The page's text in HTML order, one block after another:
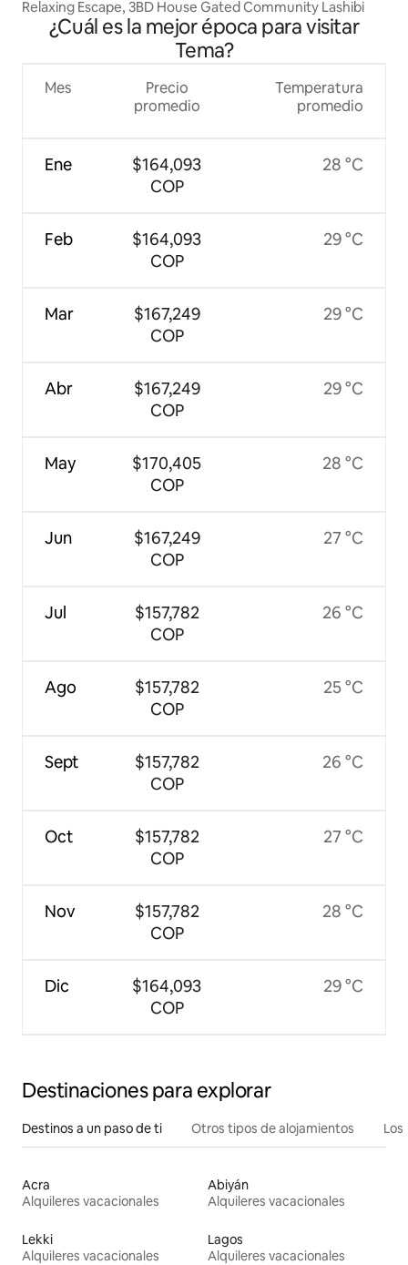
Relaxing Escape, 3BD House Gated Community Lashibi
¿Cuál es la mejor época para visitar
Tema?
Mes
Ene
Feb
Mar
Abr
May
Jun
Jul
Ago
Sept
Oct
Nov
Dic
Precio
promedio
$164,093
COP
$164,093
COP
$167,249
COP
$167,249
COP
$170,405
COP
$167,249
COP
$157,782
COP
$157,782
COP
$157,782
COP
$157,782
COP
$157,782
COP
$164,093
COP
Temperatura
promedio
28 °C
29 °C
29 °C
29 °C
28 °C
27 °C
26 °C
25 °C
26 °C
27 °C
28 °C
29 °C
Destinaciones para explorar
Destinos a un paso de ti Otros tipos de alojamientos
Acra
Alquileres vacacionales
Abiyán
Alquileres vacacionales
Lekki
Alquileres vacacionales
Lagos
Alquileres vacacionales